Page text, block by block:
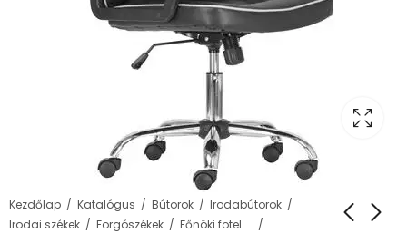
Kezdőlap Katalógus Bútorok
Irodabútorok
Irodai székek
Forgószékek Főnöki fotelek